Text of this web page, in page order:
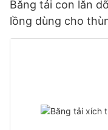
Băng tải con lăn
lồng dùng cho